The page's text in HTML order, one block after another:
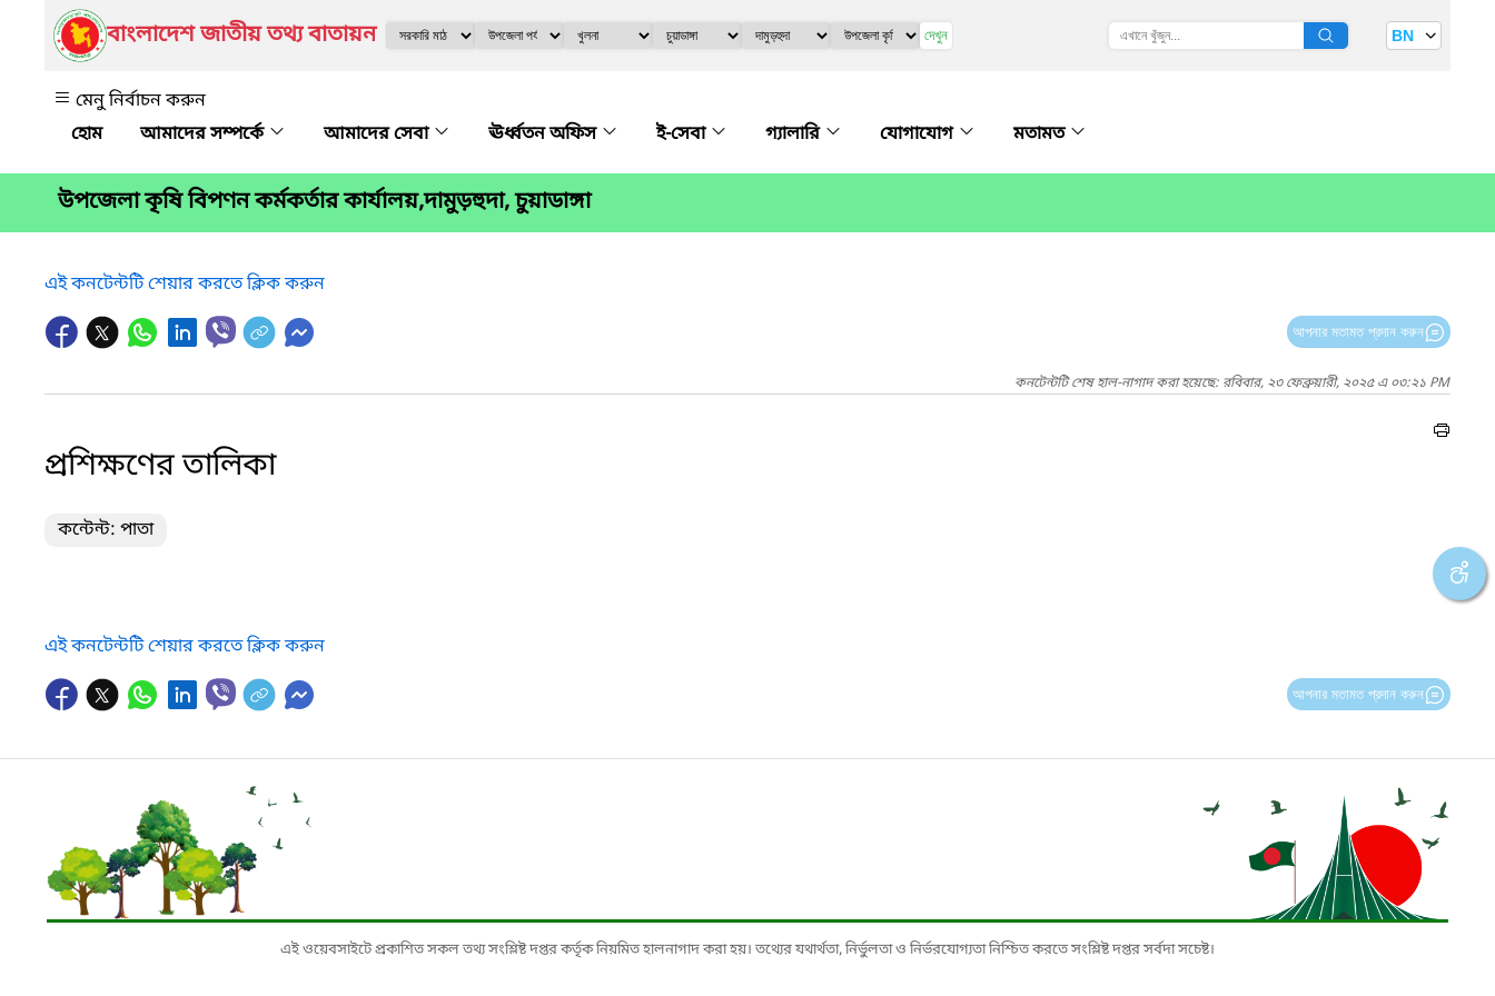
বাংলাদেশ জাতীয় তথ্য বাতায়ন দেখুন BN
মেনু নির্বাচন করুন
আমাদের সম্পর্কে
আমাদের সেবা ঊর্ধ্বতন অফিস ই-সেবা গ্যালারি যোগাযোগ মতামত
উপজেলা কৃষি বিপণন কর্মকর্তার কার্যালয়,দামুড়হুদা, চুয়াডাঙ্গা
এই কনটেন্টটি শেয়ার করতে ক্লিক করুন
আপনার মতামত প্রদান করুন
কনটেন্টটি শেষ হাল-নাগাদ করা হয়েছে: রবিবার, ২৩ ফেব্রুয়ারী, ২০২৫ এ ০৩:২১ PM
প্রশিক্ষণের তালিকা
কন্টেন্ট: পাতা
এই কনটেন্টটি শেয়ার করতে ক্লিক করুন
আপনার মতামত প্রদান করুন
এই ওয়েবসাইটে প্রকাশিত সকল তথ্য সংশ্লিষ্ট দপ্তর কর্তৃক নিয়মিত হালনাগাদ করা হয়। তথ্যের যথার্থতা, নির্ভুলতা ও নির্ভরযোগ্যতা নিশ্চিত করতে সংশ্লিষ্ট দপ্তর সর্বদা সচেষ্ট।